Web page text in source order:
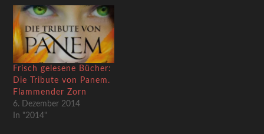
man sich immer fragt, wer
zu so etwas hingeht. Nun,
in diesem Fälle auch ich.
Aber ich habe als heillos
abhängiger Tempelhöfling
da ja kaum eine Wahl.…
Frisch gelesene Bücher:
Die Tribute von Panem.
Flammender Zorn
6. Dezember 2014
In "2014"